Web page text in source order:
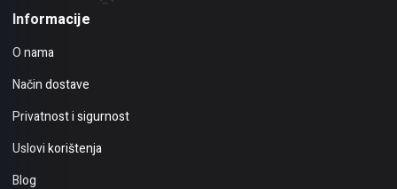
Informacije
O nama
Način dostave
Privatnost i sigurnost
Uslovi korištenja
Blog